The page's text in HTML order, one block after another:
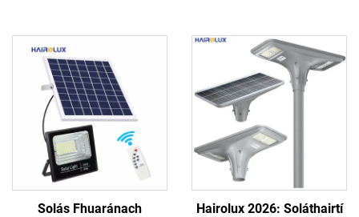
Solás Fhuaránach
Hairolux 2026: Soláthairtí